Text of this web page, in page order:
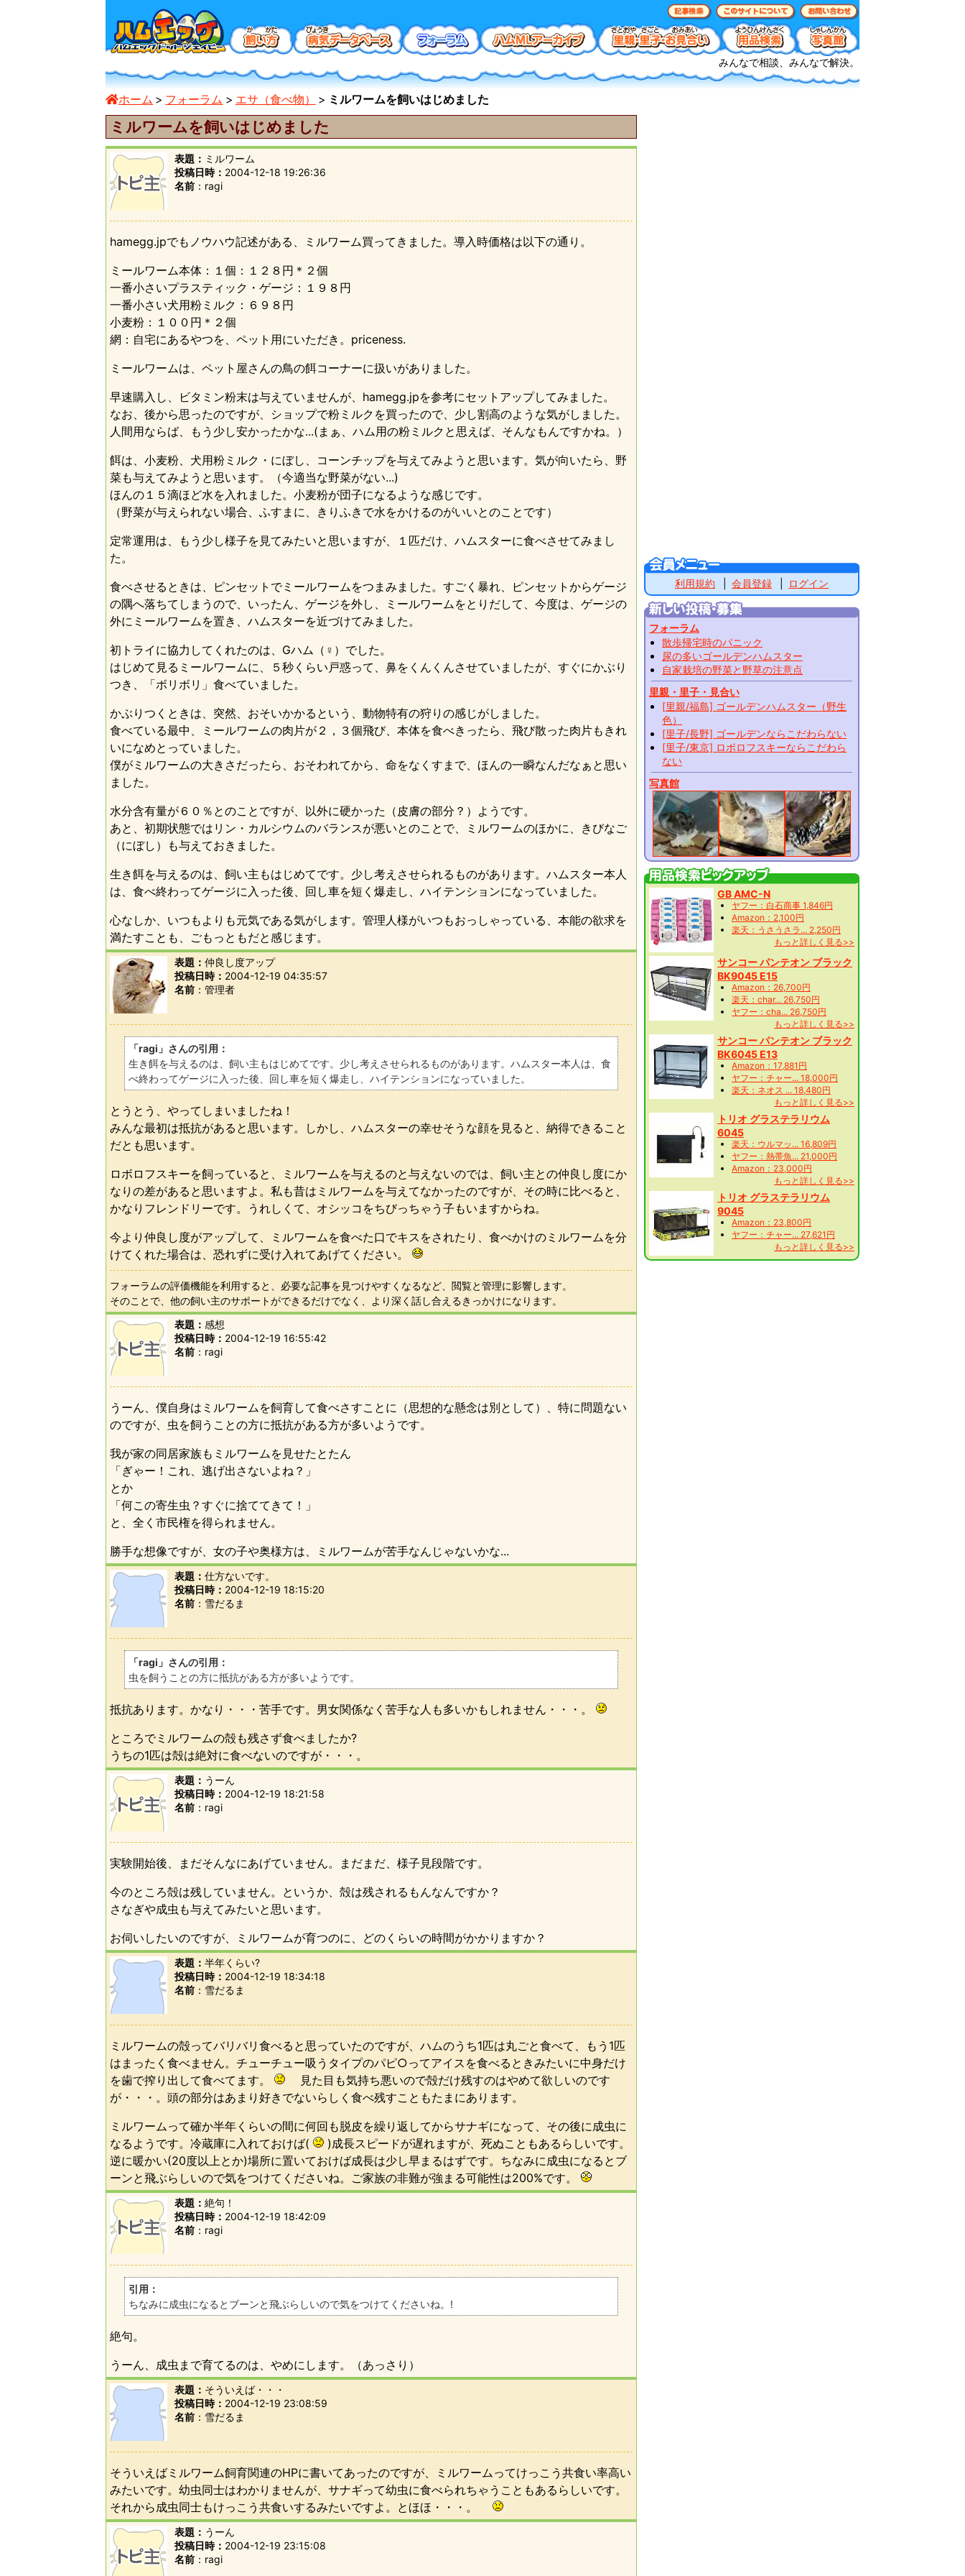
みんなで相談、みんなで解決。
ホーム フォーラム エサ（食べ物） ミルワームを飼いはじめました
ミルワームを飼いはじめました
表題： ミルワーム
投稿日時： 2004-12-18 19:26:36
名前
ragi
hamegg.jpでもノウハウ記述がある、ミルワーム買ってきました。導入時価格は以下の通り。
ミールワーム本体：１個：１２８円＊２個
一番小さいプラスティック・ゲージ：１９８円
一番小さい犬用粉ミルク：６９８円
小麦粉：１００円＊２個
網：自宅にあるやつを、ペット用にいただき。priceness.
ミールワームは、ペット屋さんの鳥の餌コーナーに扱いがありました。
早速購入し、ビタミン粉末は与えていませんが、hamegg.jpを参考にセットアップしてみました。
なお、後から思ったのですが、ショップで粉ミルクを買ったので、少し割高のような気がしました。
人間用ならば、もう少し安かったかな...(まぁ、ハム用の粉ミルクと思えば、そんなもんですかね。）
餌は、小麦粉、犬用粉ミルク・にぼし、コーンチップを与えてみようと思います。気が向いたら、野
菜も与えてみようと思います。（今適当な野菜がない...)
ほんの１５滴ほど水を入れました。小麦粉が団子になるような感じです。
（野菜が与えられない場合、ふすまに、きりふきで水をかけるのがいいとのことです）
定常運用は、もう少し様子を見てみたいと思いますが、１匹だけ、ハムスターに食べさせてみまし
た。
食べさせるときは、ピンセットでミールワームをつまみました。すごく暴れ、ピンセットからゲージ
の隅へ落ちてしまうので、いったん、ゲージを外し、ミールワームをとりだして、今度は、ゲージの
外にミールワームを置き、ハムスターを近づけてみました。
初トライに協力してくれたのは、Gハム（♀）でした。
はじめて見るミールワームに、５秒くらい戸惑って、鼻をくんくんさせていましたが、すぐにかぶり
つき、「ボリボリ」食べていました。
かぶりつくときは、突然、おそいかかるという、動物特有の狩りの感じがしました。
食べている最中、ミールワームの肉片が２，３個飛び、本体を食べきったら、飛び散った肉片もきれ
いになめとっていました。
僕がミルワームの大きさだったら、おそわれてから、命をなくすまで、ほんの一瞬なんだなぁと思い
ました。
水分含有量が６０％とのことですが、以外に硬かった（皮膚の部分？）ようです。
あと、初期状態ではリン・カルシウムのバランスが悪いとのことで、ミルワームのほかに、きびなご
（にぼし）も与えておきました。
生き餌を与えるのは、飼い主もはじめてです。少し考えさせられるものがあります。ハムスター本人
は、食べ終わってゲージに入った後、回し車を短く爆走し、ハイテンションになっていました。
心なしか、いつもよりも元気である気がします。管理人様がいつもおっしゃっている、本能の欲求を
満たすことも、ごもっともだと感じます。
表題： 仲良し度アップ
投稿日時： 2004-12-19 04:35:57
名前
管理者
「ragi」さんの引用：
生き餌を与えるのは、飼い主もはじめてです。少し考えさせられるものがあります。ハムスター本人は、食
べ終わってゲージに入った後、回し車を短く爆走し、ハイテンションになっていました。
とうとう、やってしまいましたね！
みんな最初は抵抗があると思います。しかし、ハムスターの幸せそうな顔を見ると、納得できること
だとも思います。
ロボロフスキーを飼っていると、ミルワームを与えるのと与えないのでは、飼い主との仲良し度にか
なりの差があると思いますよ。私も昔はミルワームを与えてなかったのですが、その時に比べると、
かなりフレンドリーです。うれしくて、オシッコをちびっちゃう子もいますからね。
今より仲良し度がアップして、ミルワームを食べた口でキスをされたり、食べかけのミルワームを分
けてくれた場合は、恐れずに受け入れてあげてください。
フォーラムの評価機能を利用すると、必要な記事を見つけやすくなるなど、閲覧と管理に影響します。
そのことで、他の飼い主のサポートができるだけでなく、より深く話し合えるきっかけになります。
表題： 感想
投稿日時： 2004-12-19 16:55:42
名前
ragi
うーん、僕自身はミルワームを飼育して食べさすことに（思想的な懸念は別として）、特に問題ない
のですが、虫を飼うことの方に抵抗がある方が多いようです。
我が家の同居家族もミルワームを見せたとたん
「ぎゃー！これ、逃げ出さないよね？」
とか
「何この寄生虫？すぐに捨ててきて！」
と、全く市民権を得られません。
勝手な想像ですが、女の子や奥様方は、ミルワームが苦手なんじゃないかな...
表題： 仕方ないです。
投稿日時： 2004-12-19 18:15:20
名前
雪だるま
「ragi」さんの引用：
虫を飼うことの方に抵抗がある方が多いようです。
抵抗あります。かなり・・・苦手です。男女関係なく苦手な人も多いかもしれません・・・。
ところでミルワームの殻も残さず食べましたか?
うちの1匹は殻は絶対に食べないのですが・・・。
表題： うーん
投稿日時： 2004-12-19 18:21:58
名前
ragi
実験開始後、まだそんなにあげていません。まだまだ、様子見段階です。
今のところ殻は残していません。というか、殻は残されるもんなんですか？
さなぎや成虫も与えてみたいと思います。
お伺いしたいのですが、ミルワームが育つのに、どのくらいの時間がかかりますか？
表題： 半年くらい?
投稿日時： 2004-12-19 18:34:18
名前
雪だるま
ミルワームの殻ってバリバリ食べると思っていたのですが、ハムのうち1匹は丸ごと食べて、もう1匹
はまったく食べません。チューチュー吸うタイプのパピ○ってアイスを食べるときみたいに中身だけ
を歯で搾り出して食べてます。
見た目も気持ち悪いので殻だけ残すのはやめて欲しいのです
が・・・。頭の部分はあまり好きでないらしく食べ残すこともたまにあります。
ミルワームって確か半年くらいの間に何回も脱皮を繰り返してからサナギになって、その後に成虫に
なるようです。冷蔵庫に入れておけば(
)成長スピードが遅れますが、死ぬこともあるらしいです。
逆に暖かい(20度以上とか)場所に置いておけば成長は少し早まるはずです。ちなみに成虫になるとブ
ーンと飛ぶらしいので気をつけてくださいね。ご家族の非難が強まる可能性は200%です。
表題： 絶句！
投稿日時： 2004-12-19 18:42:09
名前
ragi
引用：
ちなみに成虫になるとブーンと飛ぶらしいので気をつけてくださいね。!
絶句。
うーん、成虫まで育てるのは、やめにします。（あっさり）
表題： そういえば・・・
投稿日時： 2004-12-19 23:08:59
名前
雪だるま
そういえばミルワーム飼育関連のHPに書いてあったのですが、ミルワームってけっこう共食い率高い
みたいです。幼虫同士はわかりませんが、サナギって幼虫に食べられちゃうこともあるらしいです。
それから成虫同士もけっこう共食いするみたいですよ。とほほ・・・。
表題： うーん
投稿日時： 2004-12-19 23:15:08
名前
ragi
利用規約 会員登録 ログイン
フォーラム
散歩帰宅時のパニック
尿の多いゴールデンハムスター
自家栽培の野菜と野草の注意点
里親・里子・見合い
[里親/福島] ゴールデンハムスター（野生
色）
[里子/長野] ゴールデンならこだわらない
[里子/東京] ロボロフスキーならこだわら
ない
写真館
GB AMC-N
ヤフー：白石商事 1,846円
Amazon：2,100円
楽天：うさうさラ... 2,250円
もっと詳しく見る>>
サンコー パンテオン ブラック
BK9045 E15
Amazon：26,700円
楽天：char... 26,750円
ヤフー：cha... 26,750円
もっと詳しく見る>>
サンコー パンテオン ブラック
BK6045 E13
Amazon：17,881円
ヤフー：チャー... 18,000円
楽天：ネオス ... 18,480円
もっと詳しく見る>>
トリオ グラステラリウム
6045
楽天：ウルマッ... 16,809円
ヤフー：熱帯魚... 21,000円
Amazon：23,000円
もっと詳しく見る>>
トリオ グラステラリウム
9045
Amazon：23,800円
ヤフー：チャー... 27,621円
もっと詳しく見る>>